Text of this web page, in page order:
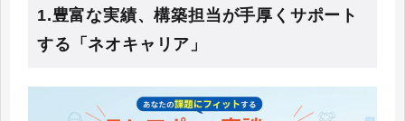
1.豊富な実績、構築担当が手厚くサポート
する「ネオキャリア」